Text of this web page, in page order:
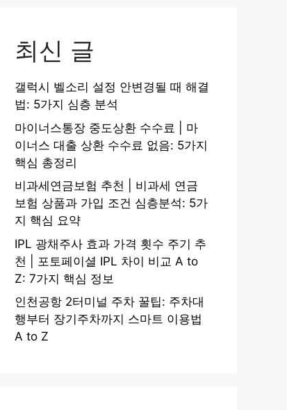
최신 글
갤럭시 벨소리 설정 안변경될 때 해결
법: 5가지 심층 분석
마이너스통장 중도상환 수수료 | 마
이너스 대출 상환 수수료 없음: 5가지
핵심 총정리
비과세연금보험 추천 | 비과세 연금
보험 상품과 가입 조건 심층분석: 5가
지 핵심 요약
IPL 광채주사 효과 가격 횟수 주기 추
천 | 포토페이셜 IPL 차이 비교 A to
Z: 7가지 핵심 정보
인천공항 2터미널 주차 꿀팁: 주차대
행부터 장기주차까지 스마트 이용법
A to Z